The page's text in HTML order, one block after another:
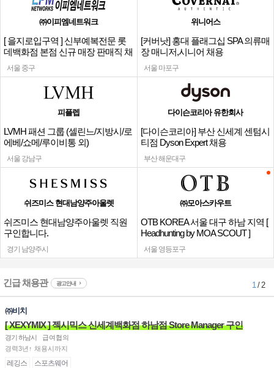
㈜이피엠네트워크
[ 을지로입구역 ] 신부예복전문 롯
데백화점 본점 신규 매장 판매직 채
서울 중구
위니어스
[커버낫] 홍대 플래그십 SPA 의류매
장 매니저,시니어 채용
서울 마포구
피플렙
LVMH 패션 그룹 (셀린느/지방시/로
에베/쇼메/루이비통 외)
서울 강남구
다이슨코리아 유한회사
[다이슨코리아] 부산 신세계 센텀시
티점 Dyson Expert 채용
부산 해운대구
쉬즈미스 현대남양주아울렛
쉬즈미스 현대남양주아울렛 직원
구인합니다.
경기 남양주시
㈜모아스카우트
OTB KOREA 서울 대구 하남 지역 [
Headhunting by MOA SCOUT ]
서울 영등포구
긴급 채용관 광고안내 1/ 2
㈜비치
[ XEXYMIX ] 젝시믹스 신세계백화점 하남점 Store Manager 구인
경기 하남시
급여협의
경력3년↑ 채용시까지
레깅스 스포츠웨어